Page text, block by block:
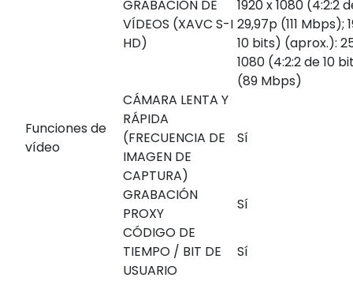
GRABACIÓN DE
VÍDEOS (XAVC S-I
HD)
1920 x 1080 (4:2:2
29,97p (111 Mbps);
10 bits) (aprox.):
1080 (4:2:2 de 10
(89 Mbps)
Funciones de
vídeo
CÁMARA LENTA Y
RÁPIDA
(FRECUENCIA DE
IMAGEN DE
CAPTURA)
Sí
GRABACIÓN
PROXY
Sí
CÓDIGO DE
TIEMPO / BIT DE
USUARIO
Sí